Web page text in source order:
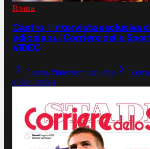
Roma
Castro, l'intervista esclusiva
edicola sul Corriere dello
VIDEO
Castro, l'intervista esclusiva
a Koulierakis